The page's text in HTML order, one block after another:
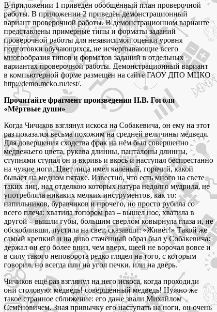
В приложении 1 приведён обобщённый план проверочной
работы. В приложении 2 приведён демонстрационный
вариант проверочной работы. В демонстрационном варианте
представлены примерные типы и форматы заданий
проверочной работы для независимой оценки уровня
подготовки обучающихся, не исчерпывающие всего
многообразия типов и форматов заданий в отдельных
вариантах проверочной работы. Демонстрационный вариант
в компьютерной форме размещён на сайте ГАОУ ДПО МЦКО
http://demo.mcko.ru/test/.
Прочитайте фрагмент произведения Н.В. Гоголя
«Мёртвые души»
Когда Чичиков взглянул искоса на Собакевича, он ему на этот
раз показался весьма похожим на средней величины медведя.
Для довершения сходства фрак на нём был совершенно
медвежьего цвета, рукава длинны, панталоны длинны,
ступнями ступал он и вкривь и вкось и наступал беспрестанно
на чужие ноги. Цвет лица имел калёный, горячий, какой
бывает на медном пятаке. Известно, что есть много на свете
таких лиц, над отделкою которых натура недолго мудрила, не
употребляла никаких мелких инструментов, как то:
напильников, буравчиков и прочего, но просто рубила со
всего плеча: хватила топором раз – вышел нос, хватила в
другой – вышли губы, большим сверлом ковырнула глаза и, не
обскобливши, пустила на свет, сказавши: «Живёт!» Такой же
самый крепкий и на диво стачённый образ был у Собакевича:
держал он его более вниз, чем вверх, шеей не ворочал вовсе и
в силу такого неповорота редко глядел на того, с которым
говорил, но всегда или на угол печки, или на дверь.
Чичиков ещё раз взглянул на него искоса, когда проходили
они столовую: медведь! совершенный медведь! Нужно же
такое странное сближение: его даже звали Михайлом
Семёновичем. Зная привычку его наступать на ноги, он очень